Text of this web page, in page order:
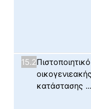
15.2Πιστοποιητικό
οικογενιεακής
κατάστασης ...